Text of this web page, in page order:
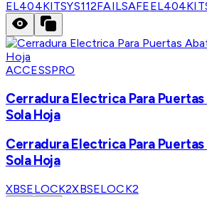
EL404KITSYS112FAILSAFE
ACCESSPRO
Cerradura Electrica Para
Sola Hoja
Cerradura Electrica Para
Sola Hoja
XBSELOCK2XBSELOCK2